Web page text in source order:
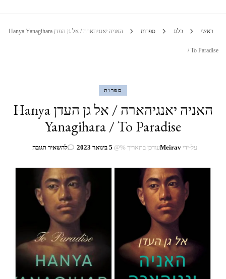
ראשי בלוג ספרות האניה יאנגיהארה / אל גן העדן Hanya Yanagihara
/ To Paradise
ספרות
האניה יאנגיהארה / אל גן העדן Hanya
Yanagihara / To Paradise
על-ידיMeiravעודכן בתאריך %@ 5 בינואר 2023 להשאיר תגובהבנושא
יאנגיהארה
To
Paradise